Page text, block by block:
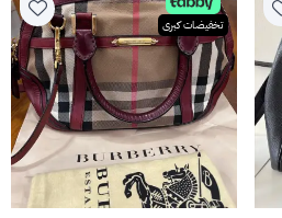
تخفيضات كبرى